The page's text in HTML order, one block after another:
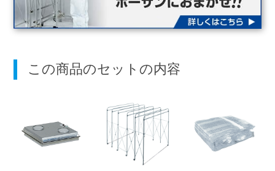
この商品のセットの内容